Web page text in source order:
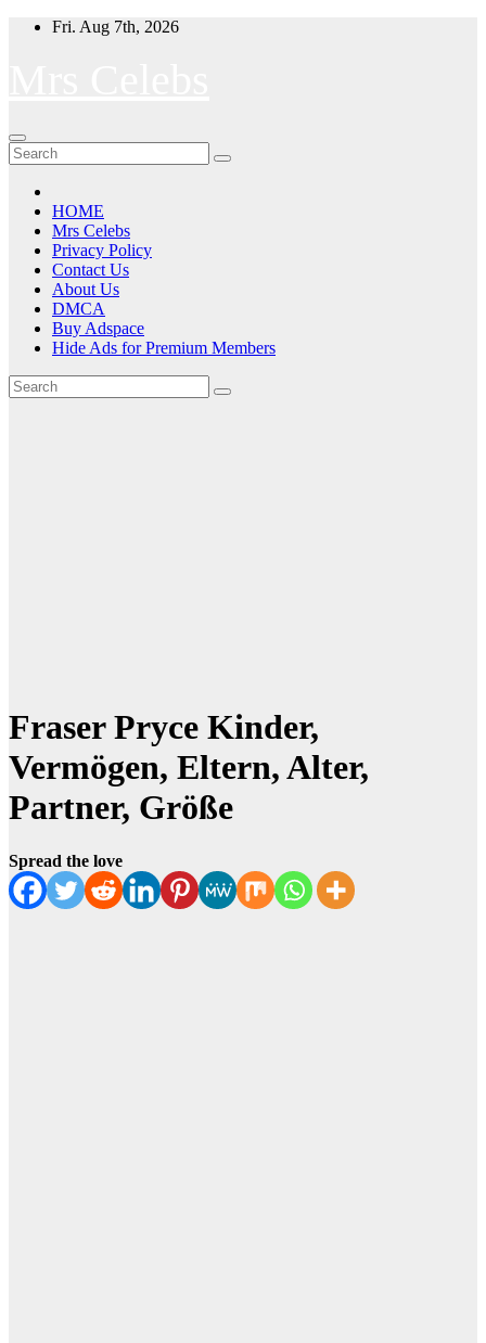
Skip
Fri. Aug 7th, 2026
HOME
Mrs Celebs
Privacy Policy
Contact Us
About Us
DMCA
Buy Adspace
Hide Ads for Premium Members
Fraser Pryce Kinder,
Vermögen, Eltern, Alter,
Partner, Größe
Spread the love